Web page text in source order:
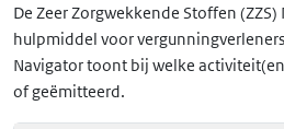
De Zeer Zorgwekkende Stoffen (ZZS)
hulpmiddel voor
Navigator toont bij welke
of geëmitteerd.